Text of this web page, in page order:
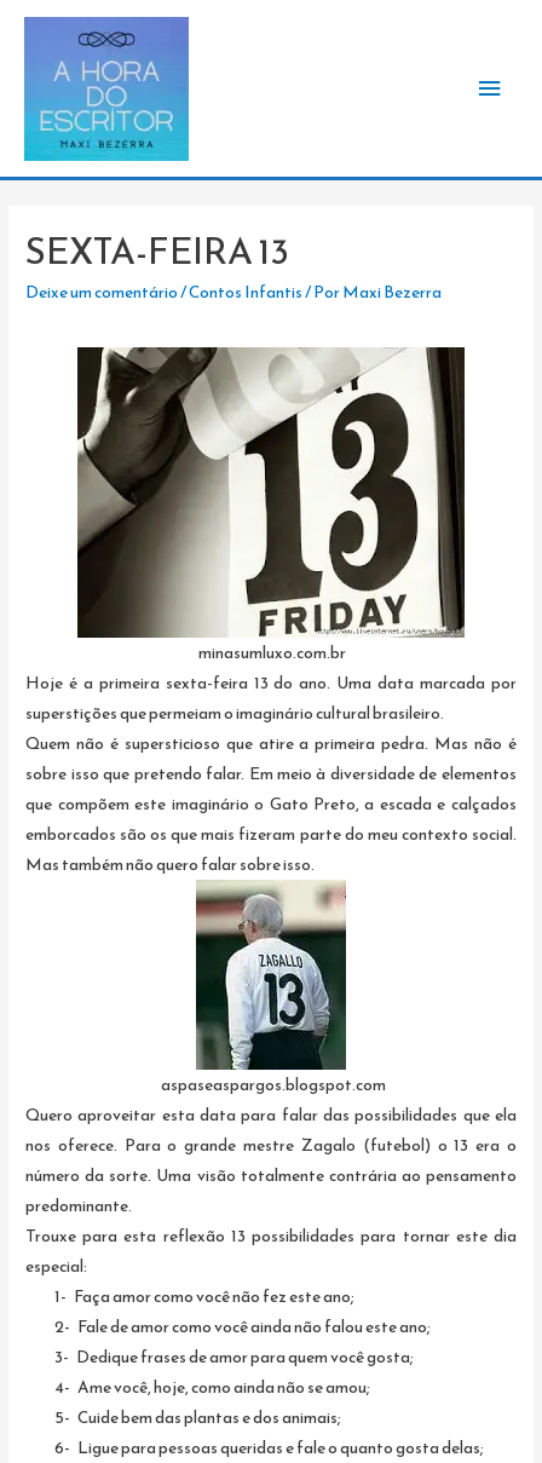
SEXTA-FEIRA 13
Deixe um comentário/Contos Infantis/ PorMaxi Bezerra
minasumluxo.com.br
Hoje é a primeira sexta-feira 13 do ano. Uma data marcada por
superstições que permeiam o imaginário cultural brasileiro.
Quem não é supersticioso que atire a primeira pedra. Mas não é
sobre isso que pretendo falar. Em meio à diversidade de elementos
que compõem este imaginário o Gato Preto, a escada e calçados
emborcados são os que mais fizeram parte do meu contexto social.
Mas também não quero falar sobre isso.
aspaseaspargos.blogspot.com
Quero aproveitar esta data para falar das possibilidades que ela
nos oferece. Para o grande mestre Zagalo (futebol) o 13 era o
número da sorte. Uma visão totalmente contrária ao pensamento
predominante.
Trouxe para esta reflexão 13 possibilidades para tornar este dia
especial:
1- Faça amor como você não fez este ano;
2- Fale de amor como você ainda não falou este ano;
3- Dedique frases de amor para quem você gosta;
4- Ame você, hoje, como ainda não se amou;
5- Cuide bem das plantas e dos animais;
6- Ligue para pessoas queridas e fale o quanto gosta delas;